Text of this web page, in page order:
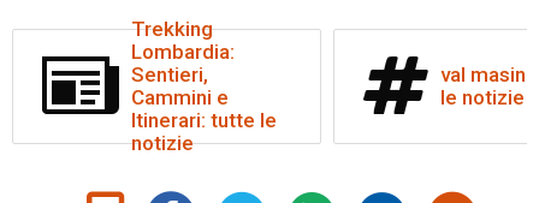
Trekking
Lombardia:
Sentieri,
Cammini e
Itinerari: tutte le
notizie
val
le notizie